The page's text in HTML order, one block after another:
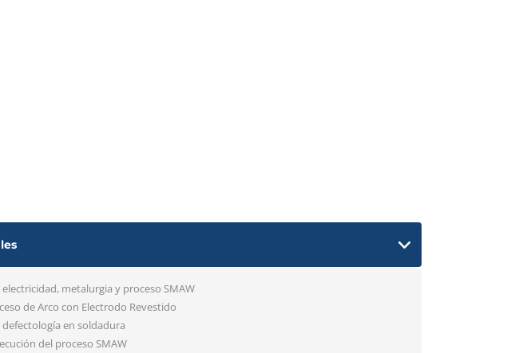
metalurgia y proceso SMAW
de Arco con Electrodo Revestido
en soldadura
del proceso SMAW